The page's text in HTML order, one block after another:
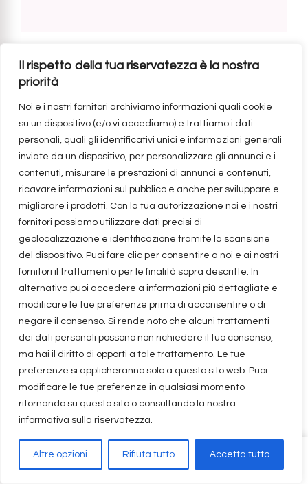
Il rispetto della tua riservatezza è la nostra
priorità
Noi e i nostri fornitori archiviamo informazioni quali cookie
su un dispositivo (e/o vi accediamo) e trattiamo i dati
personali, quali gli identificativi unici e informazioni generali
inviate da un dispositivo, per personalizzare gli annunci e i
contenuti, misurare le prestazioni di annunci e contenuti,
ricavare informazioni sul pubblico e anche per sviluppare e
migliorare i prodotti. Con la tua autorizzazione noi e i nostri
fornitori possiamo utilizzare dati precisi di
geolocalizzazione e identificazione tramite la scansione
del dispositivo. Puoi fare clic per consentire a noi e ai nostri
fornitori il trattamento per le finalità sopra descritte. In
alternativa puoi accedere a informazioni più dettagliate e
modificare le tue preferenze prima di acconsentire o di
negare il consenso. Si rende noto che alcuni trattamenti
dei dati personali possono non richiedere il tuo consenso,
ma hai il diritto di opporti a tale trattamento. Le tue
preferenze si applicheranno solo a questo sito web. Puoi
modificare le tue preferenze in qualsiasi momento
ritornando su questo sito o consultando la nostra
informativa sulla riservatezza.
Altre opzioni Rifiuta tutto Accetta tutto
Share Leave a Commenton
20
Post
Navigationromanzi rosa sulle lettrici:
analisi scientifica e
socioculturale
Next Article
Non è un paese per single su
Prime Video
Leggi anche